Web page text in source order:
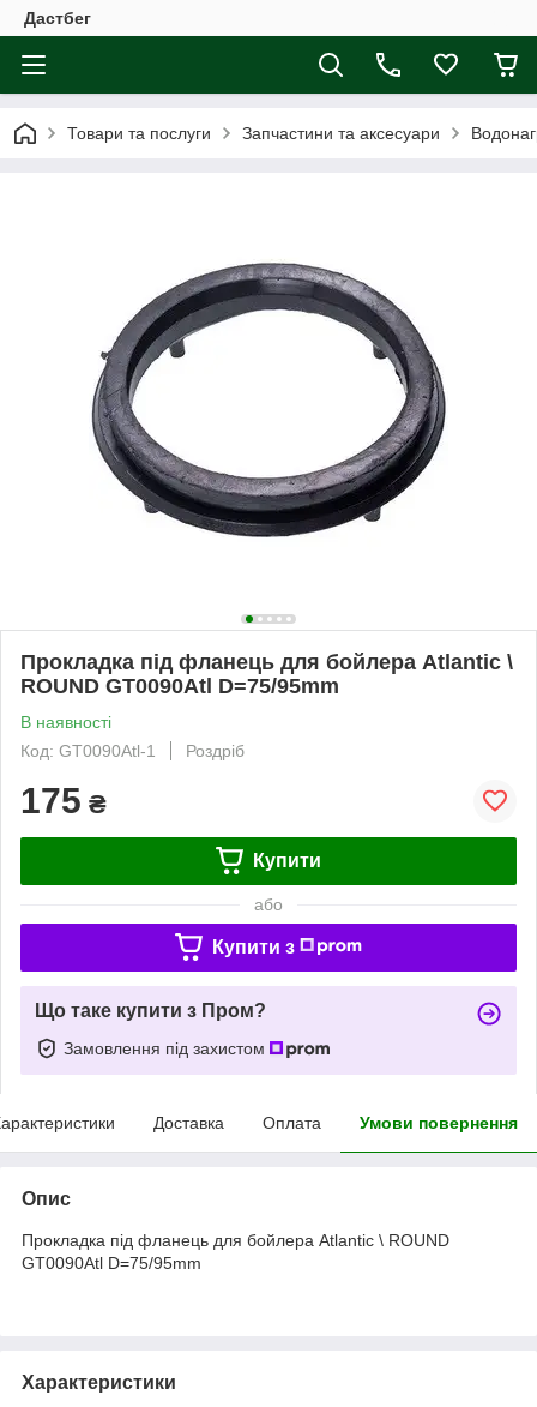
Дастбег
Товари та послуги Запчастини та аксесуари
Прокладка під фланець для бойлера Atlantic \
ROUND GT0090Atl D=75/95mm
В наявності
Код: GT0090Atl-1
Роздріб
175 ₴
Купити
або
Купити з
Що таке купити з Пром?
Замовлення під захистом
Доставка Оплата Умови повернення
Опис
Прокладка під фланець для бойлера Atlantic \ ROUND
GT0090Atl D=75/95mm
Характеристики